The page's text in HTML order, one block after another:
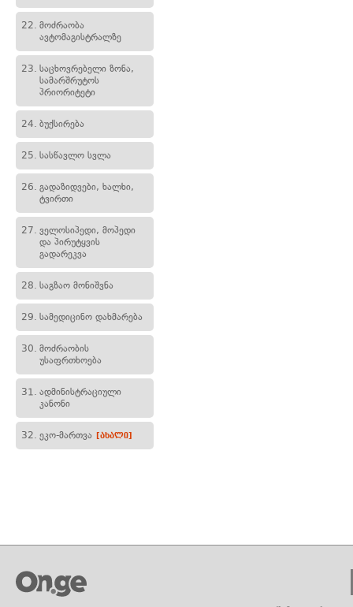
22. მოძრაობა
ავტომაგისტრალზე
23. საცხოვრებელი ზონა,
სამარშრუტოს
პრიორიტეტი
24. ბუქსირება
25. სასწავლო სვლა
26. გადაზიდვები, ხალხი,
ტვირთი
27. ველოსიპედი, მოპედი
და პირუტყვის
გადარეკვა
28. საგზაო მონიშვნა
29. სამედიცინო დახმარება
30. მოძრაობის
უსაფრთხოება
31. ადმინისტრაციული
კანონი
32. ეკო-მართვა [ახალი]